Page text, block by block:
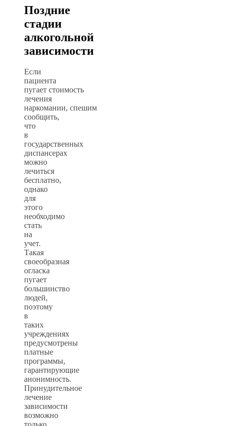
Поздние
стадии
алкогольной
зависимости
Если
пациента
пугает стоимость
лечения
наркомании, спешим
сообщить,
что
в
государственных
диспансерах
можно
лечиться
бесплатно,
однако
для
этого
необходимо
стать
на
учет.
Такая
своеобразная
огласка
пугает
большинство
людей,
поэтому
в
таких
учреждениях
предусмотрены
платные
программы,
гарантирующие
анонимность.
Принудительное
лечение
зависимости
возможно